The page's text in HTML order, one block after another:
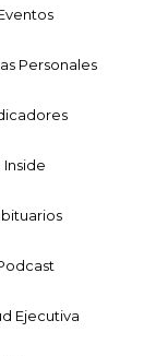
Personales
Inside
Ejecutiva